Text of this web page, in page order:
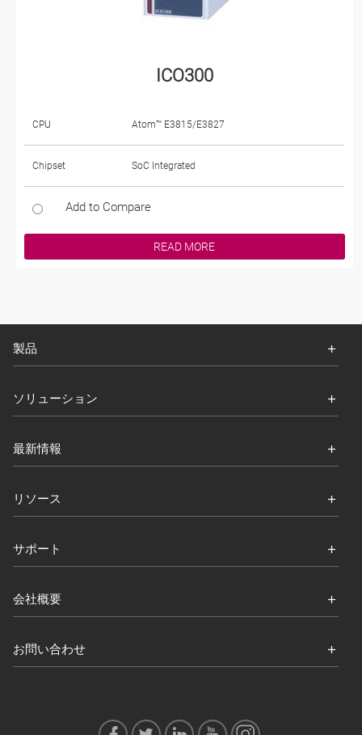
ICO300
CPU Atom™ E3815/E3827
Chipset SoC Integrated
Add to Compare
READ MORE
製品
ソリューション
最新情報
リソース
サポート
会社概要
お問い合わせ